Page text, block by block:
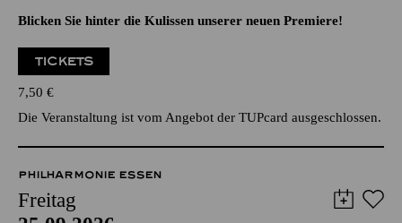
Blicken Sie hinter die Kulissen unserer neuen Premiere!
TICKETS
7,50 €
Die Veranstaltung ist vom Angebot der TUPcard ausgeschlossen.
PHILHARMONIE ESSEN
Freitag